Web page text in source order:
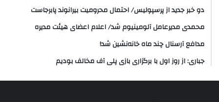
دو خبر جدید از پرسپولیس/ احتمال محرومیت بیرانوند پابرجاست
محمدی مدیرعامل آلومینیوم شد/ اعلام اعضای هیئت‌ مدیره
مدافع آرسنال چند ماه خانه‌نشین شد!
جباری: از روز اول با برگزاری بازی پلی آف مخالف بودیم